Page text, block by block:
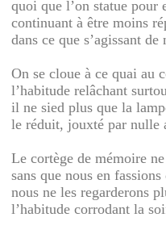
quoi que l’on statue
continuant à être moins
dans ce que s’agissant
On se cloue à ce quai au
l’habitude relâchant
il ne sied plus que la
le réduit, jouxté par nulle
Le cortège de mémoire
sans que nous en
nous ne les regarderons
l’habitude corrodant la